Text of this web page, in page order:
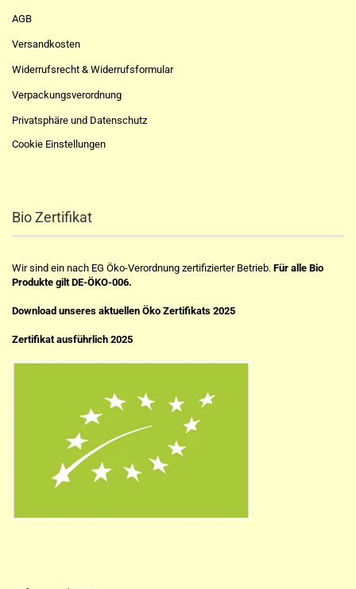
AGB
Versandkosten
Widerrufsrecht & Widerrufsformular
Verpackungsverordnung
Privatsphäre und Datenschutz
Cookie Einstellungen
Bio Zertifikat
Wir sind ein nach EG Öko-Verordnung zertifizierter Betrieb. Für alle Bio
Produkte gilt DE-ÖKO-006.
Download unseres aktuellen Öko Zertifikats 2025
Zertifikat ausführlich 2025